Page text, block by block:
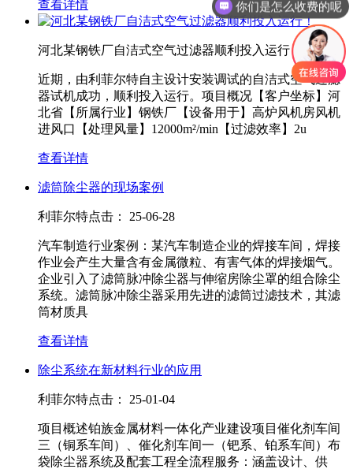
查看详情
河北某钢铁厂自洁式空气过滤器顺利投入运行！
近期，由利菲尔特自主设计安装调试的自洁式空气过滤
器试机成功，顺利投入运行。项目概况【客户坐标】河
北省【所属行业】钢铁厂【设备用于】高炉风机房风机
进风口【处理风量】12000m²/min【过滤效率】2u
查看详情
滤筒除尘器的现场案例
利菲尔特点击： 25-06-28
汽车制造行业案例：某汽车制造企业的焊接车间，焊接
作业会产生大量含有金属微粒、有害气体的焊接烟气。
企业引入了滤筒脉冲除尘器与伸缩房除尘罩的组合除尘
系统。滤筒脉冲除尘器采用先进的滤筒过滤技术，其滤
筒材质具
查看详情
除尘系统在新材料行业的应用
利菲尔特点击： 25-01-04
项目概述铂族金属材料一体化产业建设项目催化剂车间
三（铜系车间）、催化剂车间一（钯系、铂系车间）布
袋除尘器系统及配套工程全流程服务：涵盖设计、供
你们是怎么收费的呢